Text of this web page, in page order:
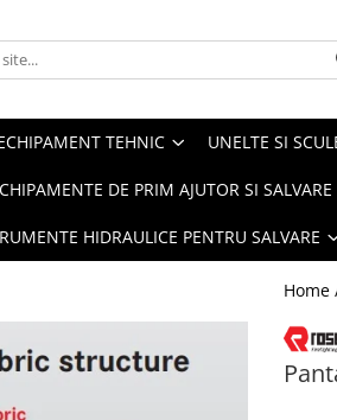
TEHNIC UNELTE SI
DE PRIM AJUTOR SI
HIDRAULICE PENTRU SALVARE
Home